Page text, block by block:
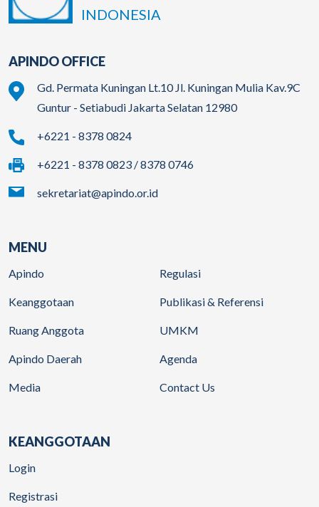
INDONESIA
APINDO OFFICE
Gd. Permata Kuningan Lt.10 Jl. Kuningan Mulia Kav.9C
Guntur - Setiabudi Jakarta Selatan 12980
+6221 - 8378 0824
+6221 - 8378 0823 / 8378 0746
sekretariat@apindo.or.id
MENU
Apindo
Keanggotaan
Ruang Anggota
Apindo Daerah
Media
Regulasi
Publikasi & Referensi
UMKM
Agenda
Contact Us
KEANGGOTAAN
Login
Registrasi